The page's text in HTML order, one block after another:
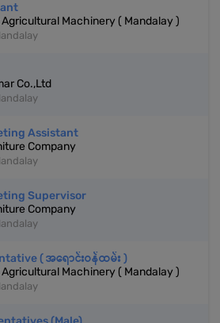
Machinery ( Mandalay )
Co.,Ltd
Assistant
Company
Supervisor
Company
( အရောင်းဝန်ထမ်း )
Machinery ( Mandalay )